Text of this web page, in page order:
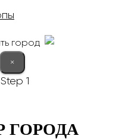
город
×
Step 1
ГОРОДА